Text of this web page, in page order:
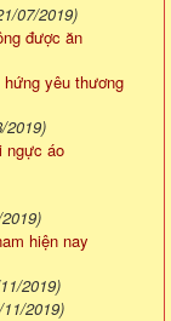
07/2019)
được ăn
yêu thương
2019)
ngực áo
hiện nay
2019)
2019)